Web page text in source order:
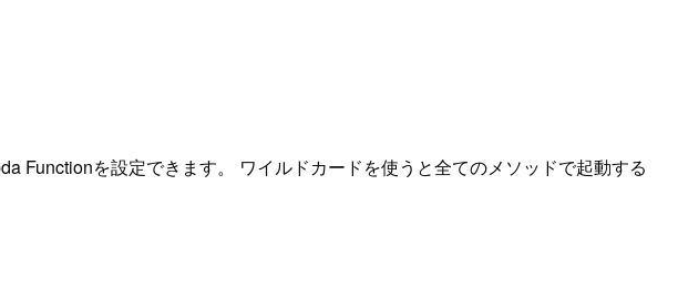
Functionを設定できます。 ワイルドカードを使うと全てのメソッドで起動する